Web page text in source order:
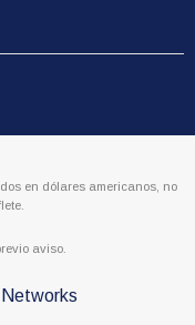
en dólares americanos, no
aviso.